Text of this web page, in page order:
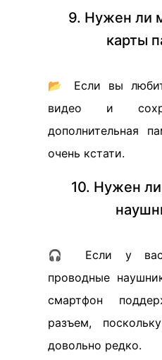
9. Нужен ли
карты
📂 Если вы
видео и
дополнительная
очень кстати.
10. Нужен
🎧 Если у вас
проводные
смартфон
разъем,
довольно редко.